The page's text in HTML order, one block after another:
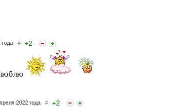
года # +2
2022 года # +2